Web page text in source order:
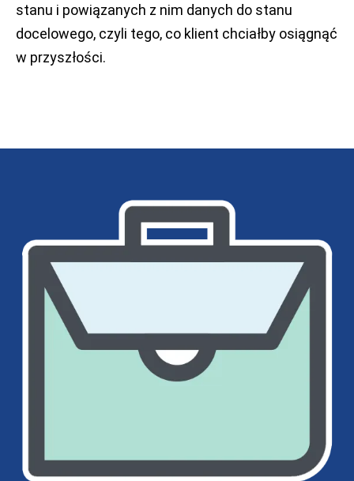
stanu i powiązanych z nim danych do stanu
docelowego, czyli tego, co klient chciałby osiągnąć
w przyszłości.